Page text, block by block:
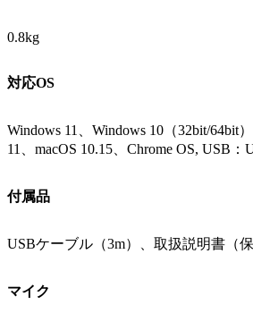
0.8kg
対応OS
Windows 11、Windows 10（32bit/64bit
11、macOS 10.15、Chrome OS, USB：
付属品
USBケーブル（3m）、取扱説明書（保
マイク